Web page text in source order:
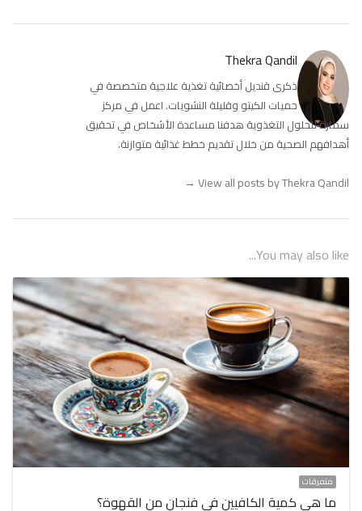
Thekra Qandil
ذكرى قنديل أخصائية تغذية علاجية متخصصة في
حميات الكيتو وقليلة النشويات. اعمل في مركز
سمارة للحلول التغذوية هدفنا مساعدة الأشخاص في تحقيق
أهدافهم الصحية من خلال تقديم خطط غذائية متوازنة.
View all posts by Thekra Qandil
→
You may also like...
متفرقات
ما هي كمية الكافيين في فنجان من القهوة؟